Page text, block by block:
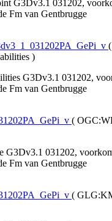
G3Dv3.1 031202,
Fm van Gentbrugge
(
)
G3Dv3.1 031202,
Fm van Gentbrugge
(
G3Dv3.1 031202,
Fm van Gentbrugge
(